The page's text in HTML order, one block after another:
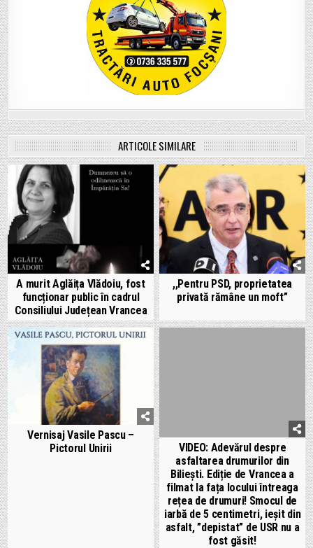
ARTICOLE SIMILARE
A murit Aglăița Vlădoiu, fost
funcționar public în cadrul
Consiliului Județean Vrancea
,,Pentru PSD, proprietatea
privată rămâne un moft”
Vernisaj Vasile Pascu –
Pictorul Unirii
VIDEO: Adevărul despre
asfaltarea drumurilor din
Biliești. Ediție de Vrancea a
filmat la fața locului întreaga
rețea de drumuri! Smocul de
iarbă de 5 centimetri, ieșit din
asfalt, ”depistat” de USR nu a
fost găsit!